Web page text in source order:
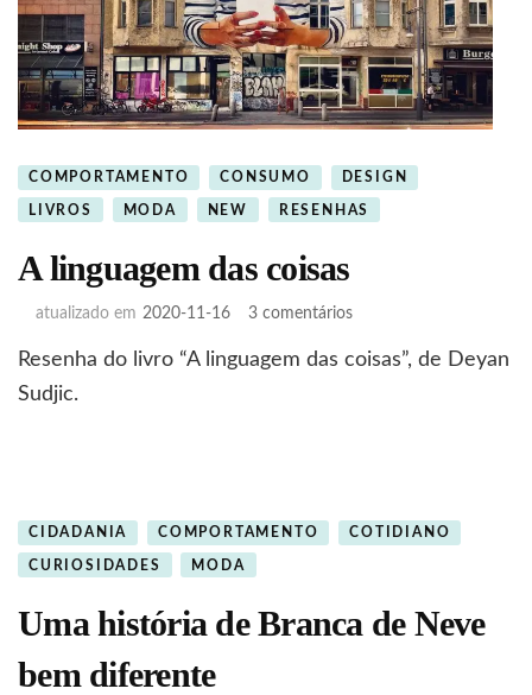
COMPORTAMENTO CONSUMO DESIGN
LIVROS MODA NEW RESENHAS
A linguagem das coisas
atualizado em 2020-11-16 3 comentáriosem
linguagem
Resenha do livro “A linguagem das coisas”, de Deyan
Sudjic.
CIDADANIA COMPORTAMENTO COTIDIANO
CURIOSIDADES MODA
Uma história de Branca de Neve
bem diferente